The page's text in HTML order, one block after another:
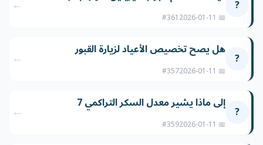
?
📅 2026-01-11
#361
←
? هل يصح تخصيص الأعياد لزيارة القبور
📅 2026-01-11
#357
←
? إلى ماذا يشير معدل السكر التراكمي 7
📅 2026-01-11
#359
←